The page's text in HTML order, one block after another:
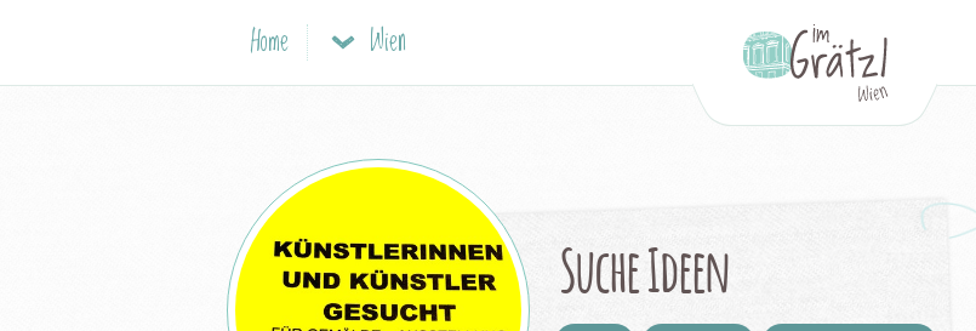
Home Wien
Suche Ideen